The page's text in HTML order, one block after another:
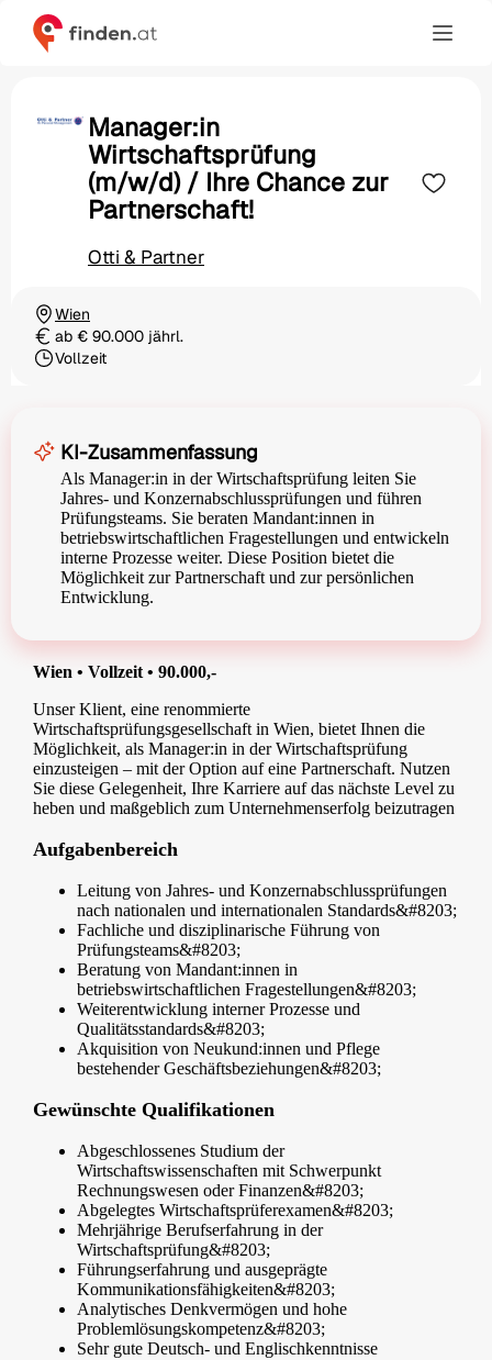
Manager:in
Wirtschaftsprüfung
(m/w/d) / Ihre Chance zur
Partnerschaft!
Otti & Partner
Ortschaft
Wien
Gehaltab € 90.000 jährl.
Beschäftigungsart
Vollzeit
KI-Zusammenfassung
Als Manager:in in der Wirtschaftsprüfung leiten Sie
Jahres- und Konzernabschlussprüfungen und führen
Prüfungsteams. Sie beraten Mandant:innen in
betriebswirtschaftlichen Fragestellungen und entwickeln
interne Prozesse weiter. Diese Position bietet die
Möglichkeit zur Partnerschaft und zur persönlichen
Entwicklung.
Wien • Vollzeit • 90.000,-
Unser Klient, eine renommierte
Wirtschaftsprüfungsgesellschaft in Wien, bietet Ihnen die
Möglichkeit, als Manager:in in der Wirtschaftsprüfung
einzusteigen – mit der Option auf eine Partnerschaft. Nutzen
Sie diese Gelegenheit, Ihre Karriere auf das nächste Level zu
heben und maßgeblich zum Unternehmenserfolg beizutragen
Aufgabenbereich
Leitung von Jahres- und Konzernabschlussprüfungen
nach nationalen und internationalen Standards&#8203;
Fachliche und disziplinarische Führung von
Prüfungsteams&#8203;
Beratung von Mandant:innen in
betriebswirtschaftlichen Fragestellungen&#8203;
Weiterentwicklung interner Prozesse und
Qualitätsstandards&#8203;
Akquisition von Neukund:innen und Pflege
bestehender Geschäftsbeziehungen&#8203;
Gewünschte Qualifikationen
Abgeschlossenes Studium der
Wirtschaftswissenschaften mit Schwerpunkt
Rechnungswesen oder Finanzen&#8203;
Abgelegtes Wirtschaftsprüferexamen&#8203;
Mehrjährige Berufserfahrung in der
Wirtschaftsprüfung&#8203;
Führungserfahrung und ausgeprägte
Kommunikationsfähigkeiten&#8203;
Analytisches Denkvermögen und hohe
Problemlösungskompetenz&#8203;
Sehr gute Deutsch- und Englischkenntnisse